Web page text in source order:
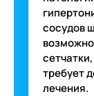
сосудов
требует
лечения.